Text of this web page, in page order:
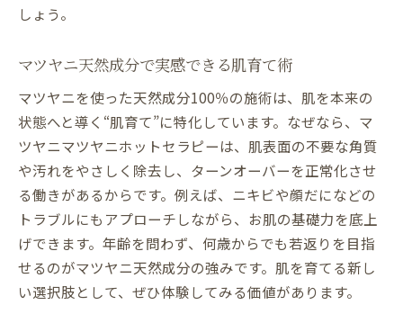
アンチエイジング重視のピーリング体験談
エステと医療のピーリングメリット紹介
エステのアンチエイジング体験で美肌を育てる
エステで始めるアンチエイジングの新常識
天然ピーリングで美肌と若返りの両立を実
現
ターンオーバー促進で肌年齢に差をつける
方法
マツヤニ成分で感じるエステの若返り効果
しょう。
マツヤニ天然成分で実感できる肌育て術
マツヤニを使った天然成分100％の施術は、肌を本来の
状態へと導く“肌育て”に特化しています。なぜなら、マ
ツヤニマツヤニホットセラピーは、肌表面の不要な角質
や汚れをやさしく除去し、ターンオーバーを正常化させ
る働きがあるからです。例えば、ニキビや顔だになどの
トラブルにもアプローチしながら、お肌の基礎力を底上
げできます。年齢を問わず、何歳からでも若返りを目指
せるのがマツヤニ天然成分の強みです。肌を育てる新し
い選択肢として、ぜひ体験してみる価値があります。